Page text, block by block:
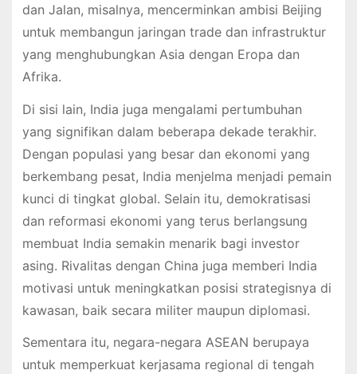
dan Jalan, misalnya, mencerminkan ambisi Beijing
untuk membangun jaringan trade dan infrastruktur
yang menghubungkan Asia dengan Eropa dan
Afrika.
Di sisi lain, India juga mengalami pertumbuhan
yang signifikan dalam beberapa dekade terakhir.
Dengan populasi yang besar dan ekonomi yang
berkembang pesat, India menjelma menjadi pemain
kunci di tingkat global. Selain itu, demokratisasi
dan reformasi ekonomi yang terus berlangsung
membuat India semakin menarik bagi investor
asing. Rivalitas dengan China juga memberi India
motivasi untuk meningkatkan posisi strategisnya di
kawasan, baik secara militer maupun diplomasi.
Sementara itu, negara-negara ASEAN berupaya
untuk memperkuat kerjasama regional di tengah